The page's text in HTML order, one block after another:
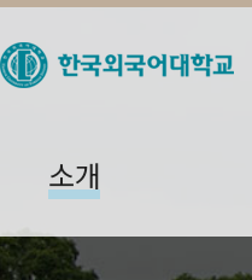
소개